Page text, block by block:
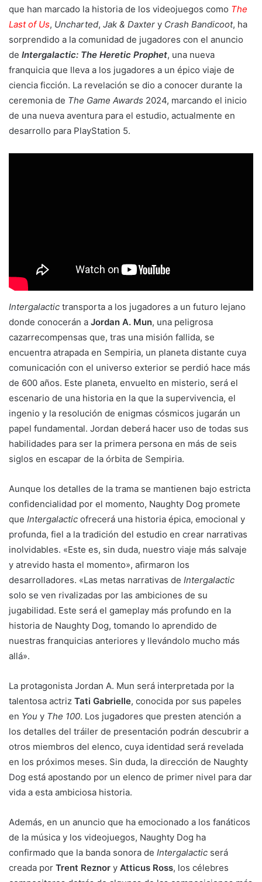
que han marcado la historia de los videojuegos como The
Last of Us, Uncharted, Jak & Daxter y Crash Bandicoot, ha
sorprendido a la comunidad de jugadores con el anuncio
de Intergalactic: The Heretic Prophet, una nueva
franquicia que lleva a los jugadores a un épico viaje de
ciencia ficción. La revelación se dio a conocer durante la
ceremonia de The Game Awards 2024, marcando el inicio
de una nueva aventura para el estudio, actualmente en
desarrollo para PlayStation 5.
Intergalactic transporta a los jugadores a un futuro lejano
donde conocerán a Jordan A. Mun, una peligrosa
cazarrecompensas que, tras una misión fallida, se
encuentra atrapada en Sempiria, un planeta distante cuya
comunicación con el universo exterior se perdió hace más
de 600 años. Este planeta, envuelto en misterio, será el
escenario de una historia en la que la supervivencia, el
ingenio y la resolución de enigmas cósmicos jugarán un
papel fundamental. Jordan deberá hacer uso de todas sus
habilidades para ser la primera persona en más de seis
siglos en escapar de la órbita de Sempiria.
Aunque los detalles de la trama se mantienen bajo estricta
confidencialidad por el momento, Naughty Dog promete
que Intergalactic ofrecerá una historia épica, emocional y
profunda, fiel a la tradición del estudio en crear narrativas
inolvidables. «Este es, sin duda, nuestro viaje más salvaje
y atrevido hasta el momento», afirmaron los
desarrolladores. «Las metas narrativas de Intergalactic
solo se ven rivalizadas por las ambiciones de su
jugabilidad. Este será el gameplay más profundo en la
historia de Naughty Dog, tomando lo aprendido de
nuestras franquicias anteriores y llevándolo mucho más
allá».
La protagonista Jordan A. Mun será interpretada por la
talentosa actriz Tati Gabrielle, conocida por sus papeles
en You y The 100. Los jugadores que presten atención a
los detalles del tráiler de presentación podrán descubrir a
otros miembros del elenco, cuya identidad será revelada
en los próximos meses. Sin duda, la dirección de Naughty
Dog está apostando por un elenco de primer nivel para dar
vida a esta ambiciosa historia.
Además, en un anuncio que ha emocionado a los fanáticos
de la música y los videojuegos, Naughty Dog ha
confirmado que la banda sonora de Intergalactic será
creada por Trent Reznor y Atticus Ross, los célebres